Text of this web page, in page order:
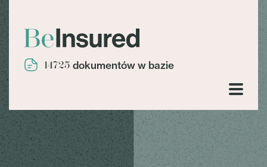
14725 dokumentów w bazie